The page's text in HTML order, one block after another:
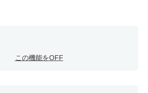
この機能をOFF